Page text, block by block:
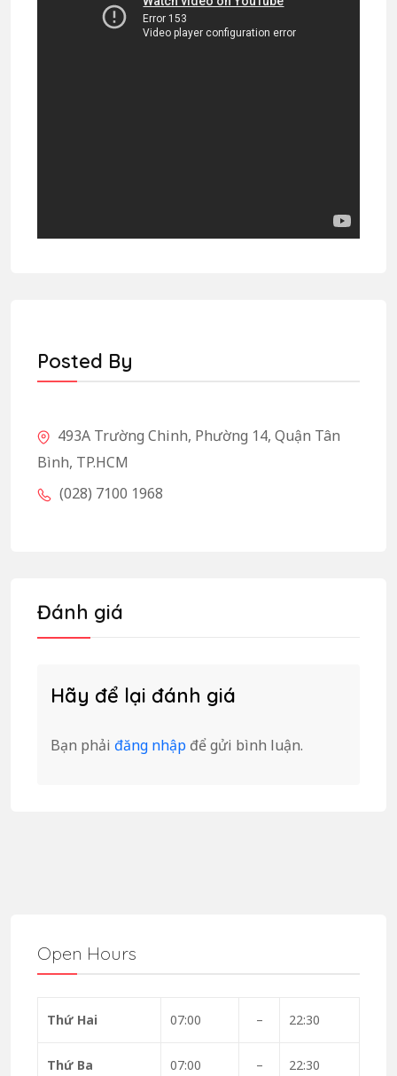
Posted By
493A Trường Chinh, Phường 14, Quận Tân
Bình, TP.HCM
(028) 7100 1968
Đánh giá
Hãy để lại đánh giá
Bạn phải đăng nhập để gửi bình luận.
Open Hours
Thứ Hai 07:00 – 22:30
Thứ Ba 07:00 – 22:30